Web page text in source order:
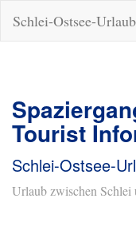
Schlei-Ostsee-Urlaub
Tourist
Schlei-Ostsee-
Urlaub zwischen Schlei